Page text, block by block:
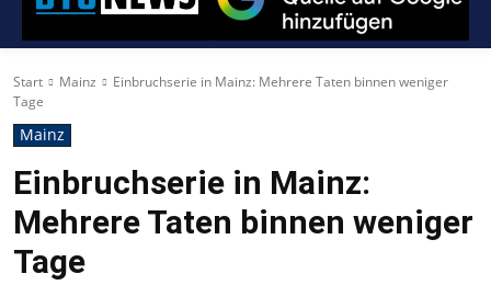
Start Mainz
Einbruchserie in Mainz: Mehrere Taten binnen weniger
Tage
Mainz
Einbruchserie in Mainz:
Mehrere Taten binnen weniger
Tage